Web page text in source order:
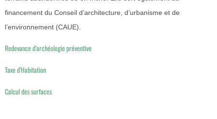
financement du Conseil d’architecture, d’urbanisme et de
l’environnement (CAUE).
Redevance d’archéologie préventive
Taxe d’Habitation
Calcul des surfaces